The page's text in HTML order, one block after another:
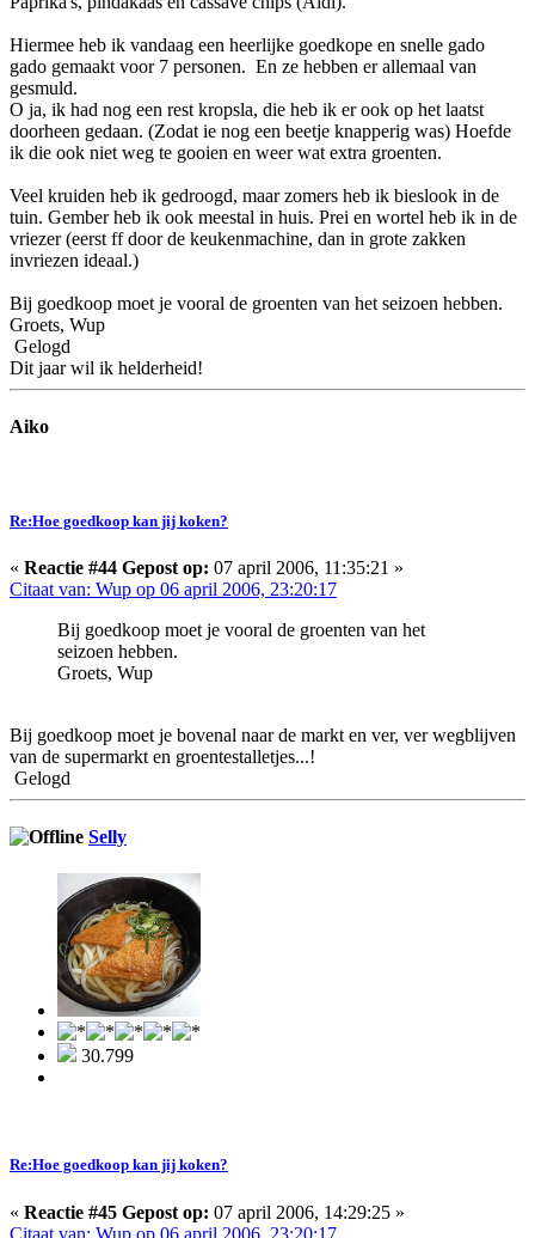
Hiermee heb ik vandaag een heerlijke goedkope en snelle gado
gado gemaakt voor 7 personen. En ze hebben er allemaal van
gesmuld.
O ja, ik had nog een rest kropsla, die heb ik er ook op het laatst
doorheen gedaan. (Zodat ie nog een beetje knapperig was) Hoefde
ik die ook niet weg te gooien en weer wat extra groenten.
Veel kruiden heb ik gedroogd, maar zomers heb ik bieslook in de
tuin. Gember heb ik ook meestal in huis. Prei en wortel heb ik in de
vriezer (eerst ff door de keukenmachine, dan in grote zakken
invriezen ideaal.)
Bij goedkoop moet je vooral de groenten van het seizoen hebben.
Groets, Wup
Gelogd
Dit jaar wil ik helderheid!
Aiko
Re:Hoe goedkoop kan jij koken?
« Reactie #44 Gepost op: 07 april 2006, 11:35:21 »
Citaat van: Wup op 06 april 2006, 23:20:17
Bij goedkoop moet je vooral de groenten van het
seizoen hebben.
Groets, Wup
Bij goedkoop moet je bovenal naar de markt en ver, ver wegblijven
van de supermarkt en groentestalletjes...!
Gelogd
Selly
30.799
Re:Hoe goedkoop kan jij koken?
« Reactie #45 Gepost op: 07 april 2006, 14:29:25 »
Citaat van: Wup op 06 april 2006, 23:20:17